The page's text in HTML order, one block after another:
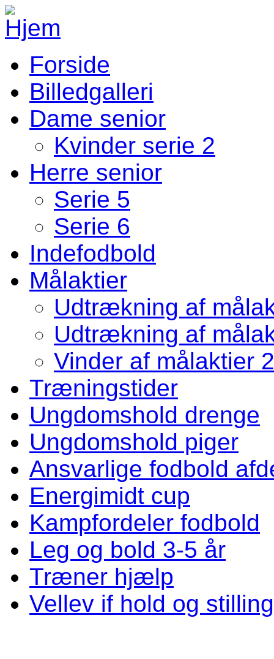
Gå til hovedindhold
Fodbold Menu
Forside
Billedgalleri
Dame senior
Kvinder serie 2
Herre senior
Serie 5
Serie 6
Indefodbold
Målaktier
Udtrækning af
Udtrækning af
Vinder af målaktier
Træningstider
Ungdomshold drenge
Ungdomshold piger
Ansvarlige fodbold
Energimidt cup
Kampfordeler fodbold
Leg og bold 3-5 år
Træner hjælp
Vellev if hold og